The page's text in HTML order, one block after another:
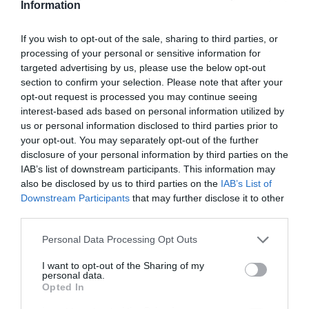
Information
If you wish to opt-out of the sale, sharing to third parties, or
processing of your personal or sensitive information for
targeted advertising by us, please use the below opt-out
section to confirm your selection. Please note that after your
opt-out request is processed you may continue seeing
interest-based ads based on personal information utilized by
us or personal information disclosed to third parties prior to
your opt-out. You may separately opt-out of the further
disclosure of your personal information by third parties on the
IAB’s list of downstream participants. This information may
also be disclosed by us to third parties on the IAB’s List of
Downstream Participants that may further disclose it to other
Personal Data Processing Opt Outs
I want to opt-out of the Sharing of my
personal data.
Opted In
paradigma digital ha fuera el ámbito personal y
profesional, convirtiéndose en el mejor aliado en
la implementación de flexibilidad horaria. Los Z no
cruzan enel presencialisme ".
La emprendeduría como
trabajo ideal
El año 2006, unos jóvenes suecos de 24 años
tarde, dos startups fundadas por jóvenes de
veinte años como Uber y Airbnb han
revolucionado el mundo del transporte y del